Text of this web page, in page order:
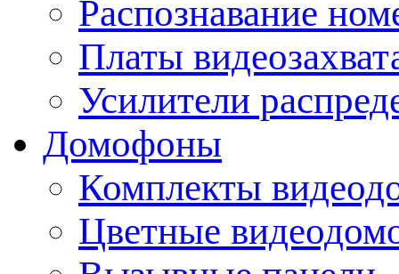
Распознавание
Платы
Усилители
Домофоны
Комплекты
Цветные